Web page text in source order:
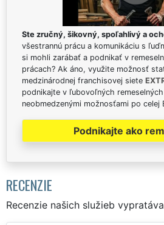
Ste zručný, šikovný, spoľahlivý a
všestrannú prácu a komunikáciu s
si mohli zarábať a podnikať v
prácach? Ak áno, využite možnosť
medzinárodnej franchisovej siete
podnikajte v ľubovoľných
neobmedzenými možnosťami po celej
Podnikajte ako
RECENZIE
Recenzie našich služieb